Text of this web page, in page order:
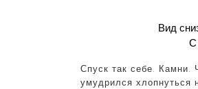
Вид
С
Спуск так себе. Камни.
умудрился хлопнуться